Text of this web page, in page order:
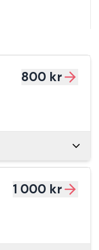
800 kr
1 000 kr